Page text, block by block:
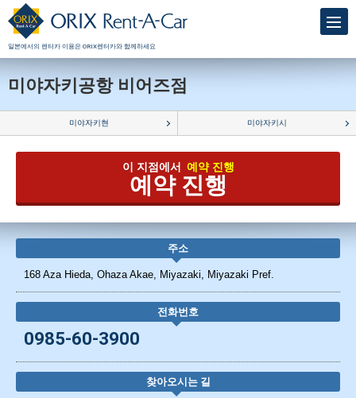
일본에서의 렌터카 이용은 ORIX렌터카와 함께하세요
미야자키공항 비어즈점
미야자키현 미야자키시
이 지점에서 예약 진행
예약 진행
주소
168 Aza Hieda, Ohaza Akae, Miyazaki, Miyazaki Pref.
전화번호
0985-60-3900
찾아오시는 길